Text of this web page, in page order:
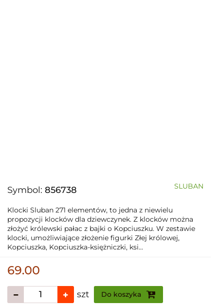
Symbol: 856738 SLUBAN
Klocki Sluban 271 elementów, to jedna z niewielu
propozycji klocków dla dziewczynek. Z klocków można
złożyć królewski pałac z bajki o Kopciuszku. W zestawie
klocki, umożliwiające złożenie figurki Złej królowej,
Kopciuszka, Kopciuszka-księżniczki, ksi...
69.00
szt Do koszyka